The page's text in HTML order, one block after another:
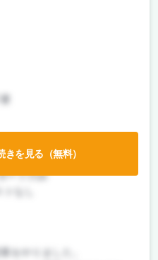
ートのみ
ートのみ
をやりました。
きを見る（無料）